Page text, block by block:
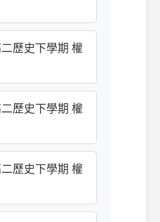
歷史下學期 權
歷史下學期 權
歷史下學期 權